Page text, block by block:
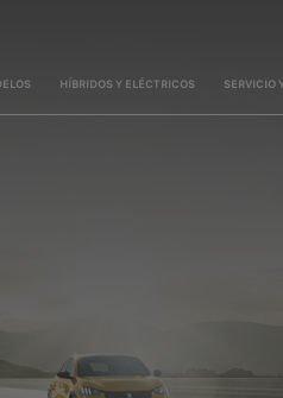
HÍBRIDOS Y ELÉCTRICOS SERVICIO